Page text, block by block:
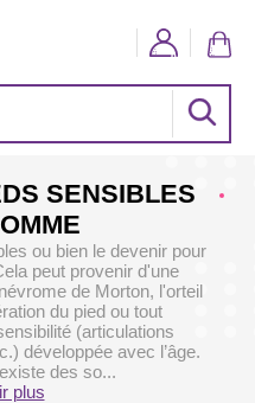
SENSIBLES
ou bien le devenir pour
peut provenir d'une
de Morton, l'orteil
du pied ou tout
(articulations
développée avec l’âge.
des so...
plus